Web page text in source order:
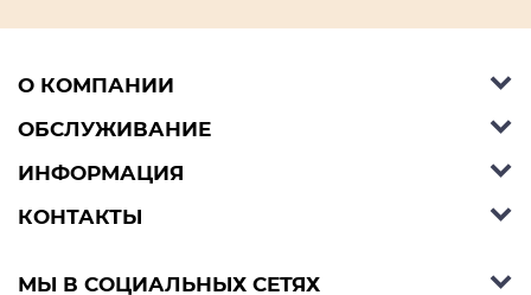
О КОМПАНИИ
Об Ashley Furniture HomeStore
Контакты
ОБСЛУЖИВАНИЕ
Справочный центр
Способы оплаты
ИНФОРМАЦИЯ
Блог
КОНТАКТЫ
Телефон: +998 77 494 09 99
МЫ В СОЦИАЛЬНЫХ СЕТЯХ